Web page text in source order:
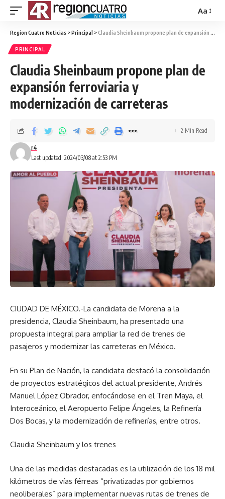
Aa
Region Cuatro Noticias >Principal >Claudia Sheinbaum propone plan de expansión ferroviaria y modernización de carreteras
PRINCIPAL
Claudia Sheinbaum propone plan de
expansión ferroviaria y
modernización de carreteras
Last updated: 2024/03/08 at 2:53 PM
r4
2 Min Read
CIUDAD DE MÉXICO.-La candidata de Morena a la
presidencia, Claudia Sheinbaum, ha presentado una
propuesta integral para ampliar la red de trenes de
pasajeros y modernizar las carreteras en México.
En su Plan de Nación, la candidata destacó la consolidación
de proyectos estratégicos del actual presidente, Andrés
Manuel López Obrador, enfocándose en el Tren Maya, el
Interoceánico, el Aeropuerto Felipe Ángeles, la Refinería
Dos Bocas, y la modernización de refinerías, entre otros.
Claudia Sheinbaum y los trenes
Una de las medidas destacadas es la utilización de los 18 mil
kilómetros de vías férreas “privatizadas por gobiernos
neoliberales” para implementar nuevas rutas de trenes de